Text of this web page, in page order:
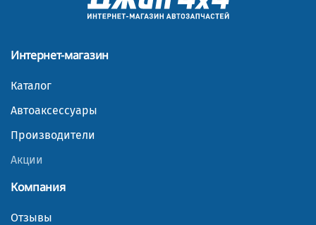
Интернет-магазин
Каталог
Автоаксессуары
Производители
Акции
Компания
Отзывы